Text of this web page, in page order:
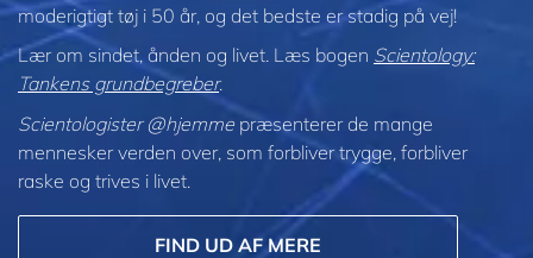
moderigtigt tøj i 50 år, og det bedste er stadig på vej!
Lær om sindet, ånden og livet. Læs bogen Scientology:
Tankens grundbegreber.
Scientologister @hjemmepræsenterer de mange
mennesker verden over, som forbliver trygge, forbliver
raske og trives i livet.
FIND UD AF MERE